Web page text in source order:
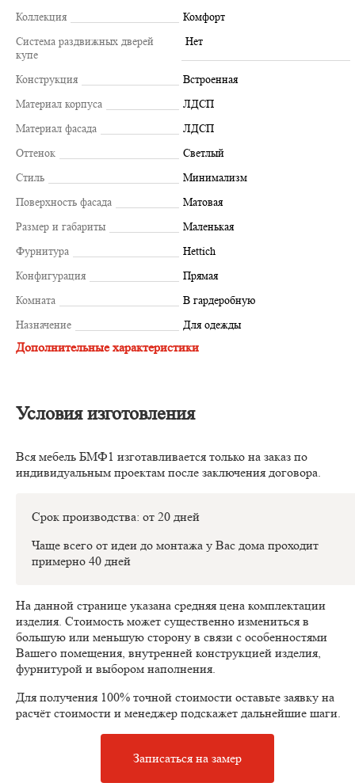
Коллекция
Комфорт
Система раздвижных дверей
купе
Нет
Конструкция
Встроенная
Материал корпуса
ЛДСП
Материал фасада
ЛДСП
Оттенок
Светлый
Стиль
Минимализм
Поверхность фасада
Матовая
Размер и габариты
Маленькая
Фурнитура
Hettich
Конфигурация
Прямая
Комната
В гардеробную
Назначение
Для одежды
Дополнительные характеристики
Условия изготовления
Вся мебель БМФ1 изготавливается только на заказ по
индивидуальным проектам после заключения договора.
Срок производства: от 20 дней
Чаще всего от идеи до монтажа у Вас дома проходит
примерно 40 дней
На данной странице указана средняя цена комплектации
изделия. Стоимость может существенно измениться в
большую или меньшую сторону в связи с особенностями
Вашего помещения, внутренней конструкцией изделия,
фурнитурой и выбором наполнения.
Для получения 100% точной стоимости оставьте заявку на
расчёт стоимости и менеджер подскажет дальнейшие шаги.
Записаться на замер